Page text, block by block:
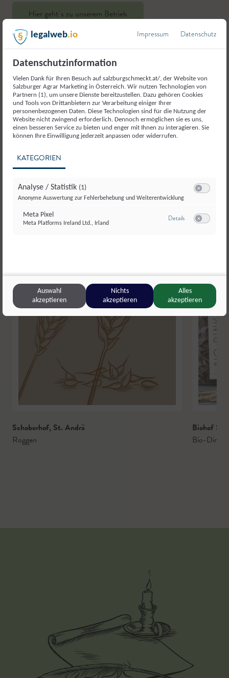
Hier geht`s zu unserem Betrieb
Weitere Produkte aus der
Kategorie
Getreide und
Getreideerzeugnisse
Schoberhof, St. Andrä
Roggen
Biohof
Bio-
legalweb.io Impressum Datenschutz
Datenschutzinformation
Vielen Dank für Ihren Besuch auf salzburgschmeckt.at/, der Website von
Salzburger Agrar Marketing in Österreich. Wir nutzen Technologien von
Partnern (1), um unsere Dienste bereitzustellen. Dazu gehören Cookies
und Tools von Drittanbietern zur Verarbeitung einiger Ihrer
personenbezogenen Daten. Diese Technologien sind für die Nutzung der
Website nicht zwingend erforderlich. Dennoch ermöglichen sie es uns,
einen besseren Service zu bieten und enger mit Ihnen zu interagieren. Sie
können Ihre Einwilligung jederzeit anpassen oder widerrufen.
KATEGORIEN
Analyse / Statistik (1)
Anonyme Auswertung zur Fehlerbehebung und Weiterentwicklung
Meta Pixel
Meta Platforms Ireland Ltd., Irland
Detailszu Meta Pixel
Auswahl
akzeptieren
Nichts
akzeptieren
Alles
akzeptieren